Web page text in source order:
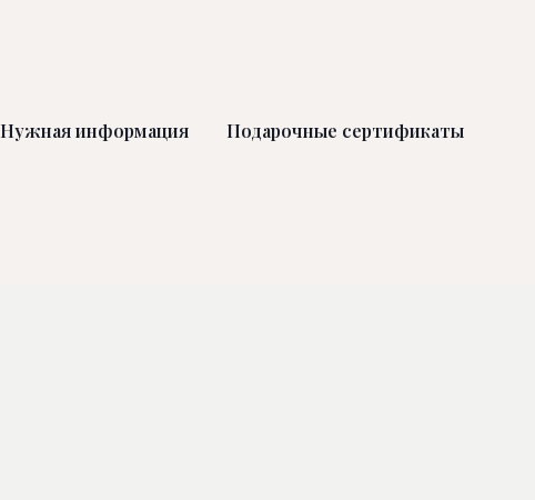
Нужная информация
Подарочные сертификаты